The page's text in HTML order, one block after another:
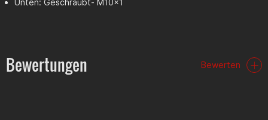
Unten: Geschraubt- M10x1
Bewertungen Bewerten